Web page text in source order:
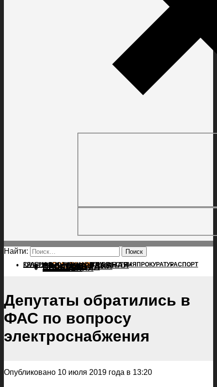
Найти:
ГЛАВНАЯПОЛИТИКАПРОИСШЕСТВИЯ ПРОКУРАТУРАСПОРТ
КУЛЬТУРАПОСЕЛЕНИЯГЛАВНАЯ
ПОЛИТИКА
ПРОИСШЕСТВИЯ
ПРОКУРАТУРА
СПОРТ
КУЛЬТУРА
ПОСЕЛЕНИЯ
Депутаты обратились в
ФАС по вопросу
электроснабжения
Опубликовано 10 июля 2019 года в 13:20